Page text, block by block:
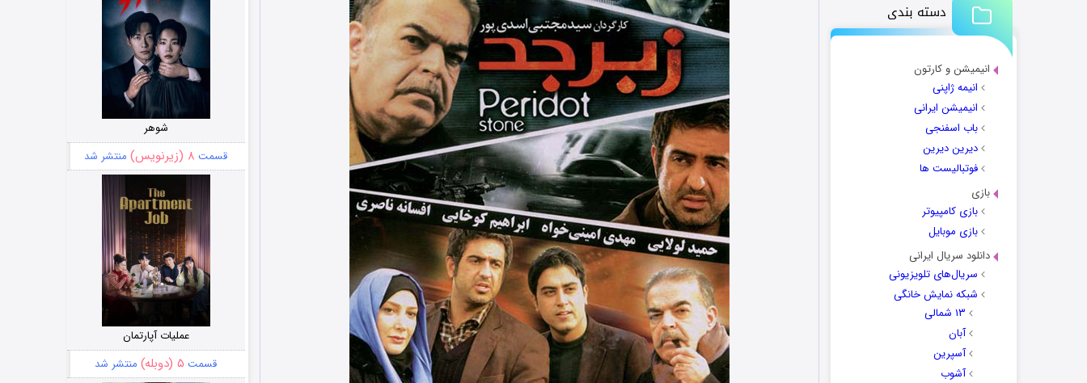
دسته بندی
انیمیشن و کارتون
انیمه ژاپنی
انیمیشن ایرانی
باب اسفنجی
دیرین دیرین
فوتبالیست ها
بازی
بازی کامپیوتر
بازی موبایل
دانلود سریال ایرانی
سریال‌های تلویزیونی
شبکه نمایش خانگی
۱۳ شمالی
آبان
آسپرین
آشوب
شوهر
قسمت ۸ (زیرنویس) منتشر شد
عملیات آپارتمان
قسمت ۵ (دوبله) منتشر شد